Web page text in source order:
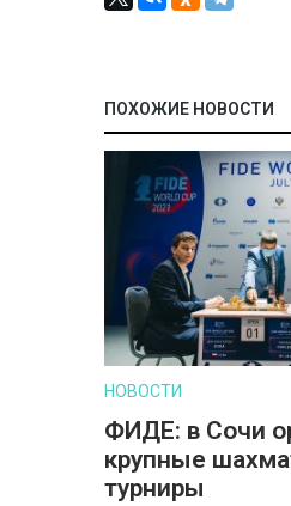
ПОХОЖИЕ НОВОСТИ
НОВОСТИ
ФИДЕ: в Сочи
крупные
турниры